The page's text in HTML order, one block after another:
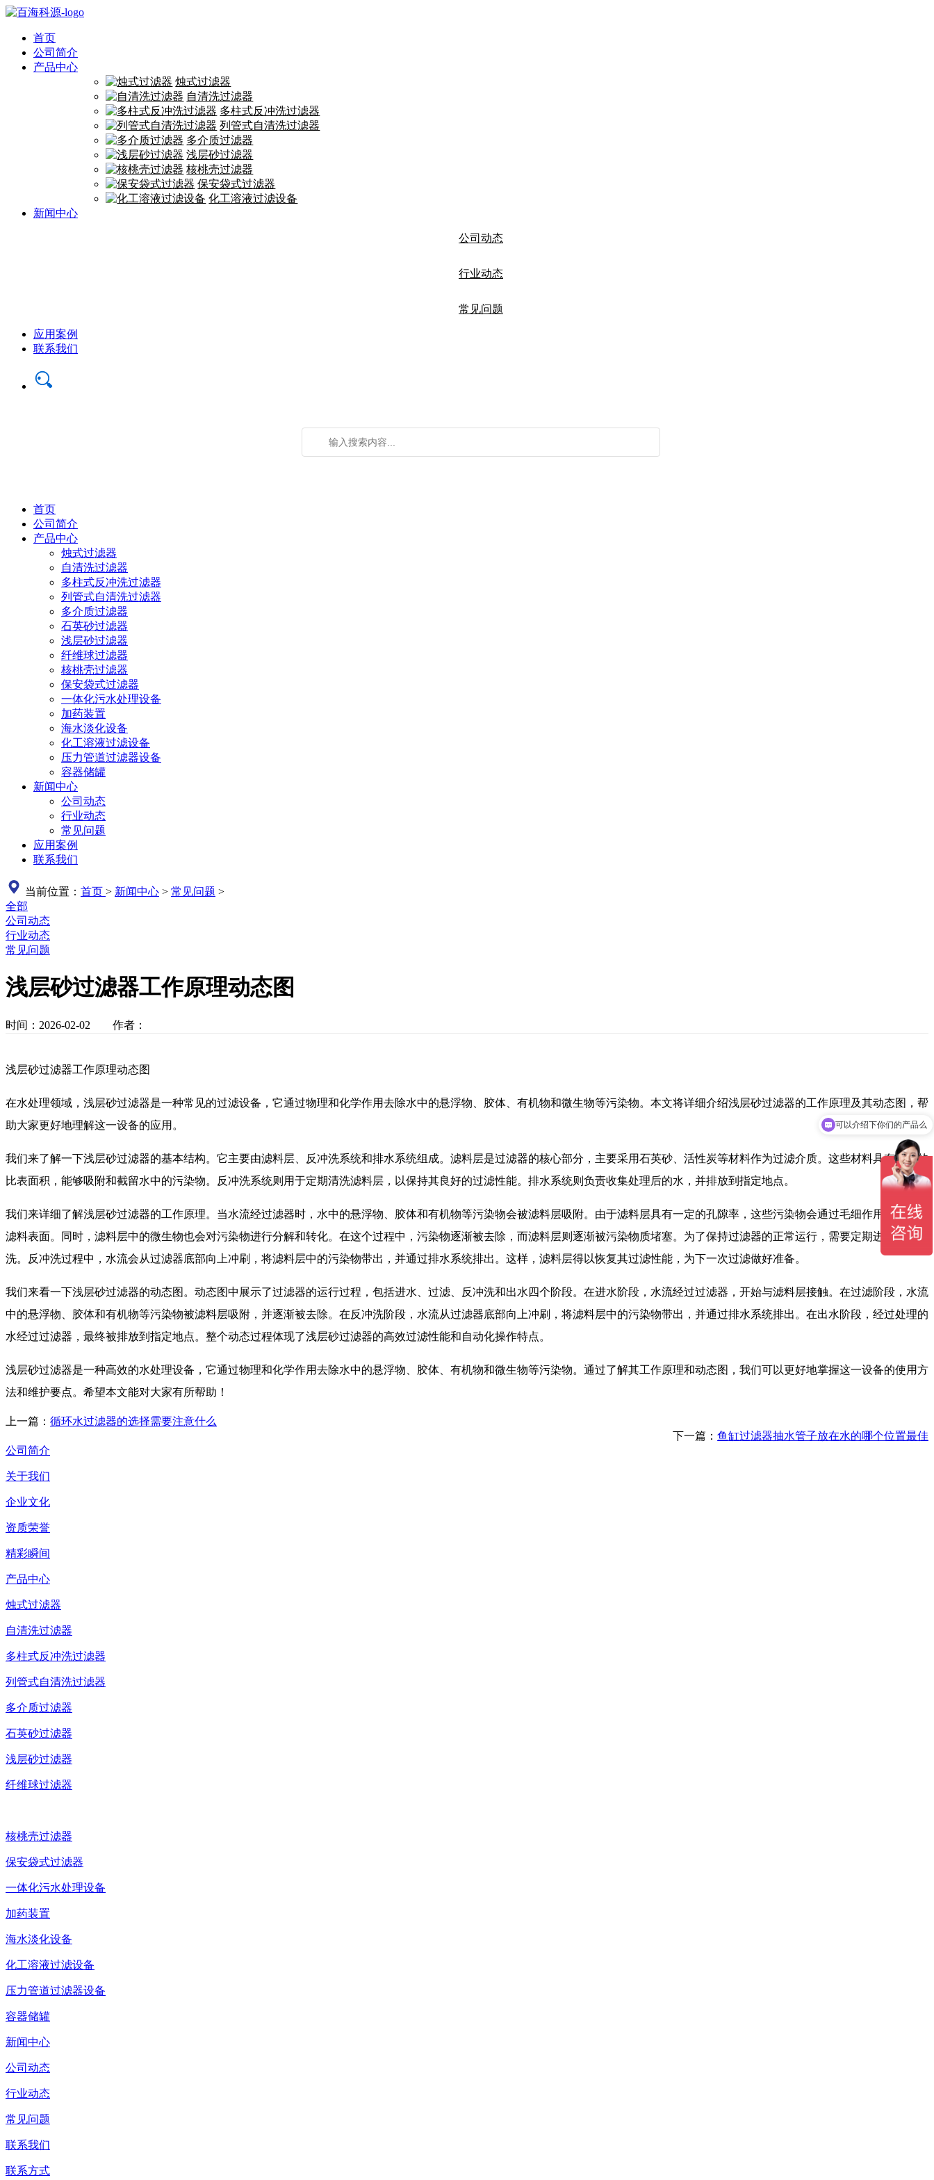
首页
公司简介
产品中心
烛式过滤器
自清洗过滤器
多柱式反冲洗过滤器
列管式自清洗过滤器
多介质过滤器
浅层砂过滤器
核桃壳过滤器
保安袋式过滤器
化工溶液过滤设备
新闻中心
公司动态
行业动态
常见问题
应用案例
联系我们
首页
公司简介
产品中心
烛式过滤器
自清洗过滤器
多柱式反冲洗过滤器
列管式自清洗过滤器
多介质过滤器
石英砂过滤器
浅层砂过滤器
纤维球过滤器
核桃壳过滤器
保安袋式过滤器
一体化污水处理设备
加药装置
海水淡化设备
化工溶液过滤设备
压力管道过滤器设备
容器储罐
新闻中心
公司动态
行业动态
常见问题
应用案例
联系我们
当前位置： 首页 > 新闻中心 > 常见问题 >
全部
公司动态
行业动态
常见问题
浅层砂过滤器工作原理动态图
时间：2026-02-02 作者：
浅层砂过滤器工作原理动态图
在水处理领域，浅层砂过滤器是一种常见的过滤设备，它通过物理和化学作用去除水中的悬浮物、胶体、有机物和微生物等污染物。本文将详细介绍浅层砂过滤器的工作原理及其动态图，帮
助大家更好地理解这一设备的应用。
我们来了解一下浅层砂过滤器的基本结构。它主要由滤料层、反冲洗系统和排水系统组成。滤料层是过滤器的核心部分，主要采用石英砂、活性炭等材料作为过滤介质。这些材料具有较大的
比表面积，能够吸附和截留水中的污染物。反冲洗系统则用于定期清洗滤料层，以保持其良好的过滤性能。排水系统则负责收集处理后的水，并排放到指定地点。
我们来详细了解浅层砂过滤器的工作原理。当水流经过滤器时，水中的悬浮物、胶体和有机物等污染物会被滤料层吸附。由于滤料层具有一定的孔隙率，这些污染物会通过毛细作用被吸附在
滤料表面。同时，滤料层中的微生物也会对污染物进行分解和转化。在这个过程中，污染物逐渐被去除，而滤料层则逐渐被污染物质堵塞。为了保持过滤器的正常运行，需要定期进行反冲
洗。反冲洗过程中，水流会从过滤器底部向上冲刷，将滤料层中的污染物带出，并通过排水系统排出。这样，滤料层得以恢复其过滤性能，为下一次过滤做好准备。
我们来看一下浅层砂过滤器的动态图。动态图中展示了过滤器的运行过程，包括进水、过滤、反冲洗和出水四个阶段。在进水阶段，水流经过过滤器，开始与滤料层接触。在过滤阶段，水流
中的悬浮物、胶体和有机物等污染物被滤料层吸附，并逐渐被去除。在反冲洗阶段，水流从过滤器底部向上冲刷，将滤料层中的污染物带出，并通过排水系统排出。在出水阶段，经过处理的
水经过过滤器，最终被排放到指定地点。整个动态过程体现了浅层砂过滤器的高效过滤性能和自动化操作特点。
浅层砂过滤器是一种高效的水处理设备，它通过物理和化学作用去除水中的悬浮物、胶体、有机物和微生物等污染物。通过了解其工作原理和动态图，我们可以更好地掌握这一设备的使用方
法和维护要点。希望本文能对大家有所帮助！
上一篇： 循环水过滤器的选择需要注意什么
下一篇： 鱼缸过滤器抽水管子放在水的哪个位置最佳
公司简介
关于我们
企业文化
资质荣誉
精彩瞬间
产品中心
烛式过滤器
自清洗过滤器
多柱式反冲洗过滤器
列管式自清洗过滤器
多介质过滤器
石英砂过滤器
浅层砂过滤器
纤维球过滤器
核桃壳过滤器
保安袋式过滤器
一体化污水处理设备
加药装置
海水淡化设备
化工溶液过滤设备
压力管道过滤器设备
容器储罐
新闻中心
公司动态
行业动态
常见问题
联系我们
联系方式
可以介绍下你们的产品么